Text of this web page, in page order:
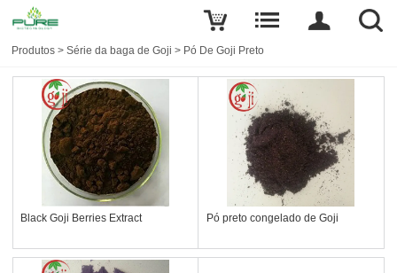
Produtos >Série da baga de Goji > Pó De Goji Preto
Black Goji Berries Extract Pó preto congelado de Goji